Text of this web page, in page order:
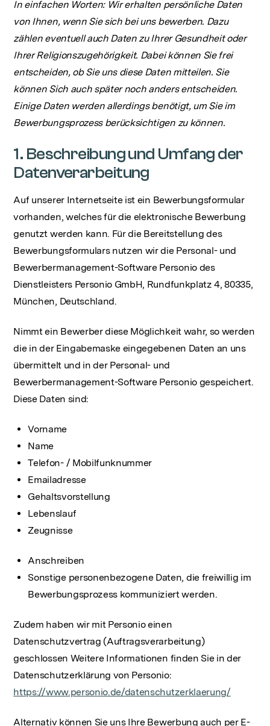
In einfachen Worten: Wir erhalten persönliche Daten
von Ihnen, wenn Sie sich bei uns bewerben. Dazu
zählen eventuell auch Daten zu Ihrer Gesundheit oder
Ihrer Religionszugehörigkeit. Dabei können Sie frei
entscheiden, ob Sie uns diese Daten mitteilen. Sie
können Sich auch später noch anders entscheiden.
Einige Daten werden allerdings benötigt, um Sie im
Bewerbungsprozess berücksichtigen zu können.
1. Beschreibung und Umfang der
Datenverarbeitung
Auf unserer Internetseite ist ein Bewerbungsformular
vorhanden, welches für die elektronische Bewerbung
genutzt werden kann. Für die Bereitstellung des
Bewerbungsformulars nutzen wir die Personal- und
Bewerbermanagement-Software Personio des
Dienstleisters Personio GmbH, Rundfunkplatz 4, 80335,
München, Deutschland.
Nimmt ein Bewerber diese Möglichkeit wahr, so werden
die in der Eingabemaske eingegebenen Daten an uns
übermittelt und in der Personal- und
Bewerbermanagement-Software Personio gespeichert.
Diese Daten sind:
Vorname
Name
Telefon- / Mobilfunknummer
Emailadresse
Gehaltsvorstellung
Lebenslauf
Zeugnisse
Anschreiben
Sonstige personenbezogene Daten, die freiwillig im
Bewerbungsprozess kommuniziert werden.
Zudem haben wir mit Personio einen
Datenschutzvertrag (Auftragsverarbeitung)
geschlossen Weitere Informationen finden Sie in der
Datenschutzerklärung von Personio:
https://www.personio.de/datenschutzerklaerung/
Alternativ können Sie uns Ihre Bewerbung auch per E-